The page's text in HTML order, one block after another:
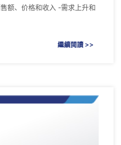
额、价格和收入 -需求上升和
繼續閱讀 >>